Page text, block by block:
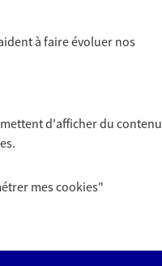
à faire évoluer nos
d'afficher du contenu
mescookies"